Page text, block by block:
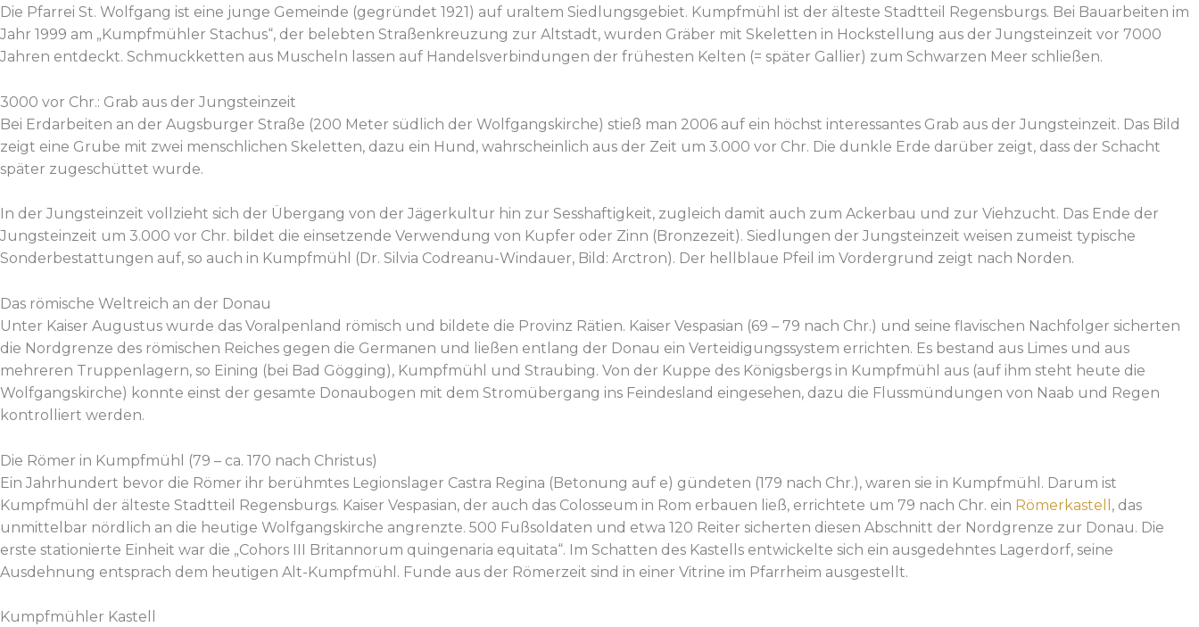
Die Pfarrei St. Wolfgang ist eine junge Gemeinde (gegründet 1921) auf uraltem Siedlungsgebiet. Kumpfmühl ist der älteste Stadtteil Regensburgs. Bei Bauarbeiten im
Jahr 1999 am „Kumpfmühler Stachus“, der belebten Straßenkreuzung zur Altstadt, wurden Gräber mit Skeletten in Hockstellung aus der Jungsteinzeit vor 7000
Jahren entdeckt. Schmuckketten aus Muscheln lassen auf Handelsverbindungen der frühesten Kelten (= später Gallier) zum Schwarzen Meer schließen.
3000 vor Chr.: Grab aus der Jungsteinzeit
Bei Erdarbeiten an der Augsburger Straße (200 Meter südlich der Wolfgangskirche) stieß man 2006 auf ein höchst interessantes Grab aus der Jungsteinzeit. Das Bild
zeigt eine Grube mit zwei menschlichen Skeletten, dazu ein Hund, wahrscheinlich aus der Zeit um 3.000 vor Chr. Die dunkle Erde darüber zeigt, dass der Schacht
später zugeschüttet wurde.
In der Jungsteinzeit vollzieht sich der Übergang von der Jägerkultur hin zur Sesshaftigkeit, zugleich damit auch zum Ackerbau und zur Viehzucht. Das Ende der
Jungsteinzeit um 3.000 vor Chr. bildet die einsetzende Verwendung von Kupfer oder Zinn (Bronzezeit). Siedlungen der Jungsteinzeit weisen zumeist typische
Sonderbestattungen auf, so auch in Kumpfmühl (Dr. Silvia Codreanu-Windauer, Bild: Arctron). Der hellblaue Pfeil im Vordergrund zeigt nach Norden.
Das römische Weltreich an der Donau
Unter Kaiser Augustus wurde das Voralpenland römisch und bildete die Provinz Rätien. Kaiser Vespasian (69 – 79 nach Chr.) und seine flavischen Nachfolger sicherten
die Nordgrenze des römischen Reiches gegen die Germanen und ließen entlang der Donau ein Verteidigungssystem errichten. Es bestand aus Limes und aus
mehreren Truppenlagern, so Eining (bei Bad Gögging), Kumpfmühl und Straubing. Von der Kuppe des Königsbergs in Kumpfmühl aus (auf ihm steht heute die
Wolfgangskirche) konnte einst der gesamte Donaubogen mit dem Stromübergang ins Feindesland eingesehen, dazu die Flussmündungen von Naab und Regen
kontrolliert werden.
Die Römer in Kumpfmühl (79 – ca. 170 nach Christus)
Ein Jahrhundert bevor die Römer ihr berühmtes Legionslager Castra Regina (Betonung auf e) gündeten (179 nach Chr.), waren sie in Kumpfmühl. Darum ist
Kumpfmühl der älteste Stadtteil Regensburgs. Kaiser Vespasian, der auch das Colosseum in Rom erbauen ließ, errichtete um 79 nach Chr. ein Römerkastell , das
unmittelbar nördlich an die heutige Wolfgangskirche angrenzte. 500 Fußsoldaten und etwa 120 Reiter sicherten diesen Abschnitt der Nordgrenze zur Donau. Die
erste stationierte Einheit war die „Cohors III Britannorum quingenaria equitata“. Im Schatten des Kastells entwickelte sich ein ausgedehntes Lagerdorf, seine
Ausdehnung entsprach dem heutigen Alt-Kumpfmühl. Funde aus der Römerzeit sind in einer Vitrine im Pfarrheim ausgestellt.
Kumpfmühler Kastell